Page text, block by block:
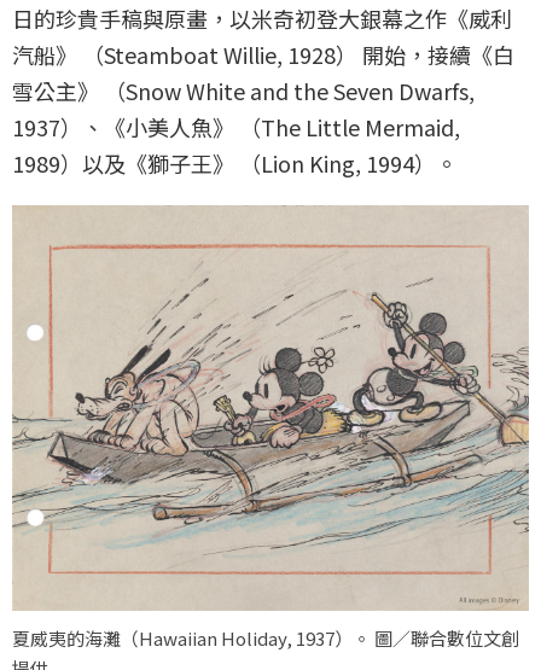
日的珍貴手稿與原畫，以米奇初登大銀幕之作《威利
汽船》 （Steamboat Willie, 1928） 開始，接續《白
雪公主》 （Snow White and the Seven Dwarfs,
1937）、《小美人魚》 （The Little Mermaid,
1989）以及《獅子王》 （Lion King, 1994）。
夏威夷的海灘（Hawaiian Holiday, 1937）。 圖／聯合數位文創